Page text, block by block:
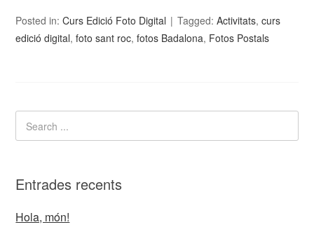
Posted in:Curs Edició Foto Digital Tagged:Activitats,curs
edició digital,foto sant roc,fotos Badalona, Fotos Postals
Entrades recents
Hola, món!